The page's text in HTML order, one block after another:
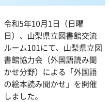
令和5年10月1日（日曜
日）、山梨県立図書館交流
ルーム101にて、山梨県立図
書館協力会（外国語読み聞
かせ分野）による「外国語
の絵本読み聞かせ」を開催
しました。